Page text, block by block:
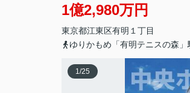
1億2,980万円
東京都江東区有明 １丁目
ゆりかもめ「有明テニスの森
1/25